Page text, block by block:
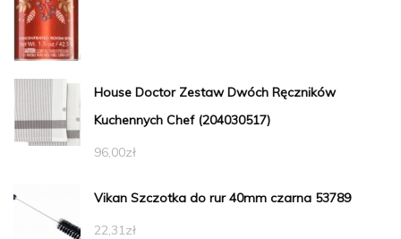
House Doctor Zestaw Dwóch Ręczników
Kuchennych Chef (204030517)
96,00zł
Vikan Szczotka do rur 40mm czarna 53789
22,31zł